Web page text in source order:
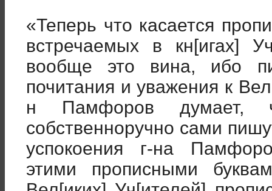
«Теперь что касается
встречаемых в кн[игах]
вообще это вина, ибо
почитания и уважения к
н Памфоров думает,
собственноручно сами
успокоения г-на
этими прописными